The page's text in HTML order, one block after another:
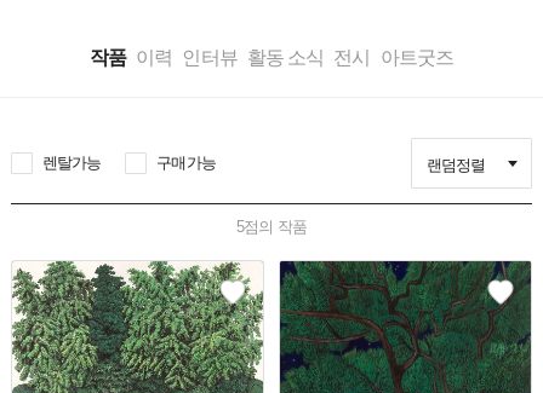
작품 이력 인터뷰 활동 소식 전시 아트굿즈
렌탈가능 구매가능 랜덤정렬
5점의 작품